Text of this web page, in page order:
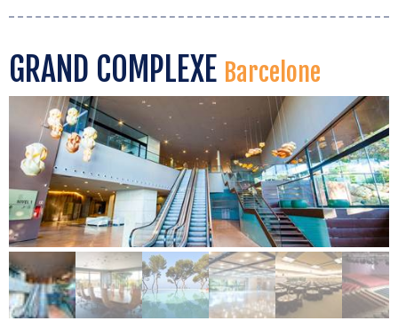
GRAND COMPLEXE Barcelone